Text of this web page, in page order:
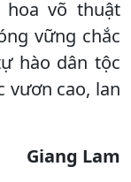
võ thuật
vững chắc
hào dân tộc
vươn cao, lan
Giang Lam